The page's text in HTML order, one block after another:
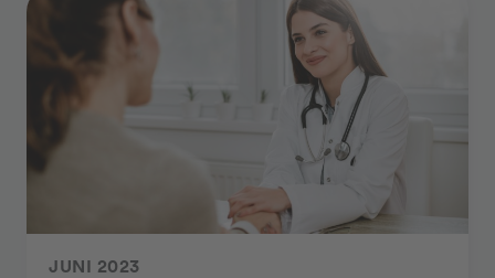
JUNI 2023